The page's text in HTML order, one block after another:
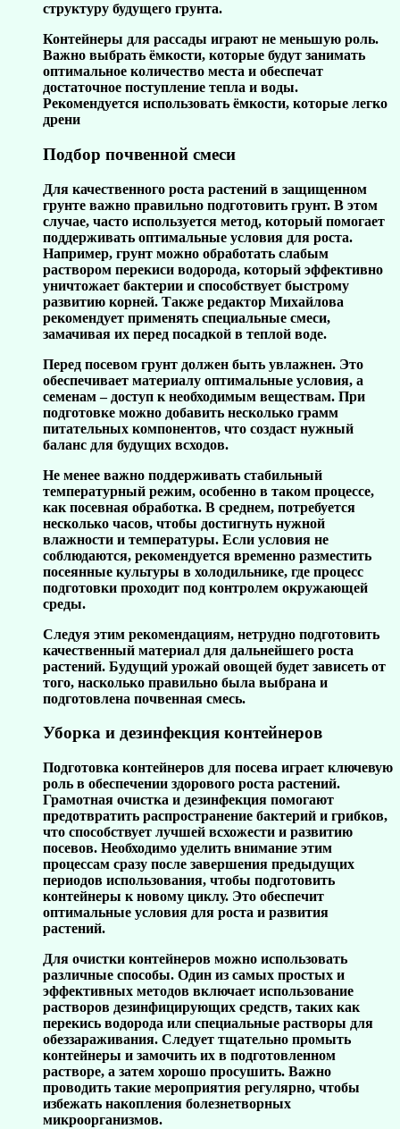
структуру будущего грунта.
Контейнеры для рассады играют не меньшую роль.
Важно выбрать ёмкости, которые будут занимать
оптимальное количество места и обеспечат
достаточное поступление тепла и воды.
Рекомендуется использовать ёмкости, которые легко
дрени
Подбор почвенной смеси
Для качественного роста растений в защищенном
грунте важно правильно подготовить грунт. В этом
случае, часто используется метод, который помогает
поддерживать оптимальные условия для роста.
Например, грунт можно обработать слабым
раствором перекиси водорода, который эффективно
уничтожает бактерии и способствует быстрому
развитию корней. Также редактор Михайлова
рекомендует применять специальные смеси,
замачивая их перед посадкой в теплой воде.
Перед посевом грунт должен быть увлажнен. Это
обеспечивает материалу оптимальные условия, а
семенам – доступ к необходимым веществам. При
подготовке можно добавить несколько грамм
питательных компонентов, что создаст нужный
баланс для будущих всходов.
Не менее важно поддерживать стабильный
температурный режим, особенно в таком процессе,
как посевная обработка. В среднем, потребуется
несколько часов, чтобы достигнуть нужной
влажности и температуры. Если условия не
соблюдаются, рекомендуется временно разместить
посеянные культуры в холодильнике, где процесс
подготовки проходит под контролем окружающей
среды.
Следуя этим рекомендациям, нетрудно подготовить
качественный материал для дальнейшего роста
растений. Будущий урожай овощей будет зависеть от
того, насколько правильно была выбрана и
подготовлена почвенная смесь.
Уборка и дезинфекция контейнеров
Подготовка контейнеров для посева играет ключевую
роль в обеспечении здорового роста растений.
Грамотная очистка и дезинфекция помогают
предотвратить распространение бактерий и грибков,
что способствует лучшей всхожести и развитию
посевов. Необходимо уделить внимание этим
процессам сразу после завершения предыдущих
периодов использования, чтобы подготовить
контейнеры к новому циклу. Это обеспечит
оптимальные условия для роста и развития
растений.
Для очистки контейнеров можно использовать
различные способы. Один из самых простых и
эффективных методов включает использование
растворов дезинфицирующих средств, таких как
перекись водорода или специальные растворы для
обеззараживания. Следует тщательно промыть
контейнеры и замочить их в подготовленном
растворе, а затем хорошо просушить. Важно
проводить такие мероприятия регулярно, чтобы
избежать накопления болезнетворных
микроорганизмов.